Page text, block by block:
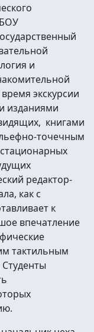
и
экскурсии
изданиями
книгами
точечным
редактор-
как с
к
впечатление
тактильным